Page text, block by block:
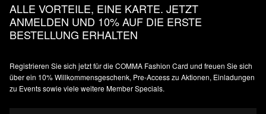
ALLE VORTEILE, EINE KARTE. JETZT
ANMELDEN UND 10% AUF DIE ERSTE
BESTELLUNG ERHALTEN
Registrieren Sie sich jetzt für die COMMA Fashion Card und freuen Sie sich
über ein 10% Willkommensgeschenk, Pre-Access zu Aktionen, Einladungen
zu Events sowie viele weitere Member Specials.